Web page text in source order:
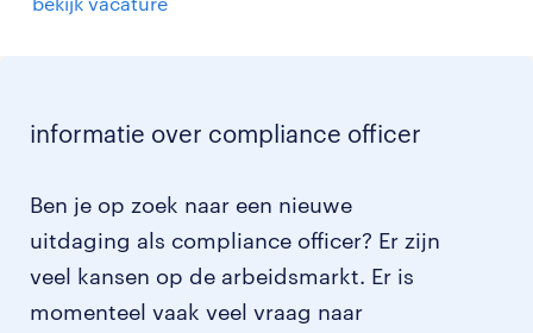
informatie over compliance officer
Ben je op zoek naar een nieuwe
uitdaging als compliance officer? Er zijn
veel kansen op de arbeidsmarkt. Er is
momenteel vaak veel vraag naar